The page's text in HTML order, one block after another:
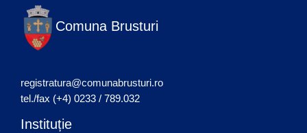
Comuna Brusturi
registratura@comunabrusturi.ro
tel./fax (+4) 0233 / 789.032
Instituție